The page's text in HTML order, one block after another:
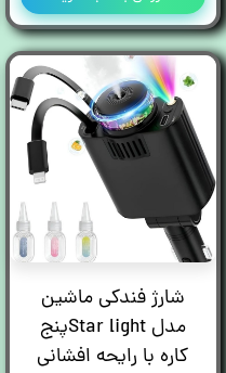
شارژ فندکی ماشین
مدل Star lightپنج
کاره با رایحه افشانی